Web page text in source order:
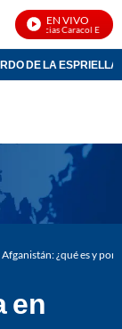
EN VIVO
Noticias Caracol En Vivo
DE LA ESPRIELLA
¿qué es y
en